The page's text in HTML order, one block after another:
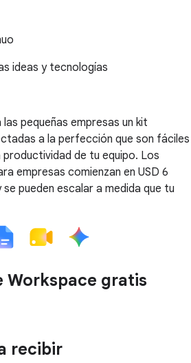
ideas y tecnologías
pequeñas empresas un kit
a la perfección que son fáciles
productividad de tu equipo. Los
empresas comienzan en USD 6
pueden escalar a medida que tu
Workspace gratis
recibir